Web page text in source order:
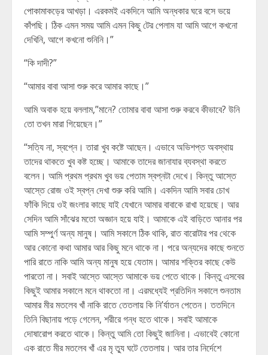
পোকামাকড়ের আখড়া। এরকমই একদিনে আমি অন্ধকার ঘরে বসে ভয়ে
কাঁপছি। ঠিক এমন সময় আমি এমন কিছু টের পেলাম যা আমি আগে কখনো
দেখিনি, আগে কখনো শুনিনি।”
“কি দাদী?”
“আমার বাবা আসা শুরু করে আমার কাছে।”
আমি অবাক হয়ে বললাম,”মানে? তোমার বাবা আসা শুরু করবে কীভাবে? উনি
তো তখন মারা গিয়েছেন।”
“সত্যি না, স্বপ্নে। তারা খুব কষ্টে আছেন। এভাবে অভিশপ্ত অবস্থায়
তাদের থাকতে খুব কষ্ট হচ্ছে। আমাকে তাদের জানাযার ব্যবস্থা করতে
বলেন। আমি প্রথম প্রথম খুব ভয় পেতাম স্বপ্নটা দেখে। কিন্তু আস্তে
আস্তে রোজ ওই স্বপ্ন দেখা শুরু করি আমি। একদিন আমি সবার চোখ
ফাঁকি দিয়ে ওই জংলার কাছে যাই যেখানে আমার বাবাকে রাখা হয়েছে। আর
সেদিন আমি সাঁঝের মতো অজ্ঞান হয়ে যাই। আমাকে এই বাড়িতে আনার পর
আমি সম্পুর্ণ অন্য মানুষ। আমি সকালে ঠিক থাকি, রাত বারোটার পর থেকে
আর কোনো কথা আমার আর কিছু মনে থাকে না। পরে অন্যদের কাছে শুনতে
পারি রাতে নাকি আমি অন্য মানুষ হয়ে যেতাম। আমার শক্তির কাছে কেউ
পারতো না। সবাই আস্তে আস্তে আমাকে ভয় পেতে থাকে। কিন্তু এসবের
কিছুই আমার সকালে মনে থাকতো না। এরমধ্যেই প্রতিদিন সকালে শুনতাম
আমার মীর মতলেব খাঁ নাকি রাতে তেতলায় কি নি’র্যাতন পেতেন। ততদিনে
তিনি বিছানায় পড়ে গেলেন, শরীরে গন্ধ হতে থাকে। সবাই আমাকে
দোষারোপ করতে থাকে। কিন্তু আমি তো কিছুই জানিনা। এভাবেই কোনো
এক রাতে মীর মতলেব খাঁ এর মৃ ত্যু ঘটে তেতলায়। আর তার নির্দেশে